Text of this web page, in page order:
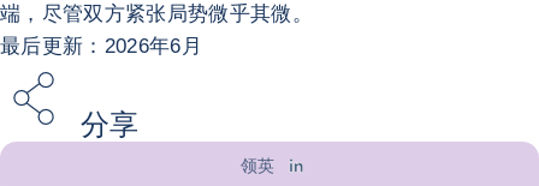
端，尽管双方紧张局势微乎其微。
最后更新：2026年6月
分享
领英